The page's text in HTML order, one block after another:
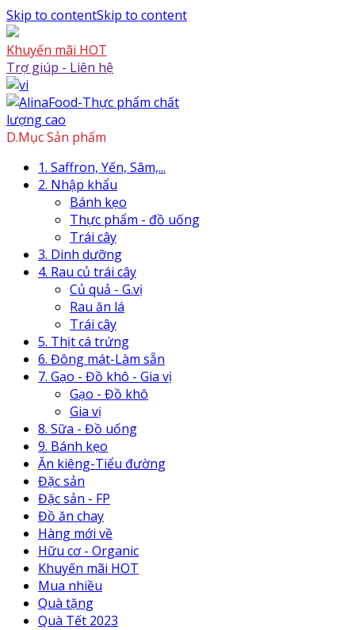
Skip to contentSkip to content
Khuyến mãi HOT
Trợ giúp - Liên hệ
D.Mục Sản phẩm
1. Saffron, Yến, Sâm,...
2. Nhập khẩu
Bánh kẹo
Thực phẩm - đồ uống
Trái cây
3. Dinh dưỡng
4. Rau củ trái cây
Củ quả - G.vị
Rau ăn lá
Trái cây
5. Thịt cá trứng
6. Đông mát-Làm sẵn
7. Gạo - Đồ khô - Gia vị
Gạo - Đồ khô
Gia vị
8. Sữa - Đồ uống
9. Bánh kẹo
Ăn kiêng-Tiểu đường
Đặc sản
Đặc sản - FP
Đồ ăn chay
Hàng mới về
Hữu cơ - Organic
Khuyến mãi HOT
Mua nhiều
Quà tặng
Quà Tết 2023